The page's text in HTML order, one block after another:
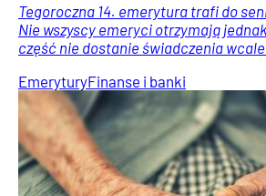
Tegoroczna 14. emerytura trafi do
Nie wszyscy emeryci otrzymają
część nie dostanie świadczenia
EmeryturyFinanse i banki